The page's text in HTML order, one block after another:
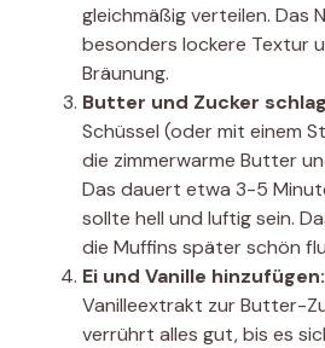
gleichmäßig verteilen. Das
besonders lockere Textur
Bräunung.
Butter und Zucker
Schüssel (oder mit einem
die zimmerwarme Butter
Das dauert etwa 3-5
sollte hell und luftig sein.
die Muffins später schön
Ei und Vanille hinzufügen:
Vanilleextrakt zur Butter-
verrührt alles gut, bis es